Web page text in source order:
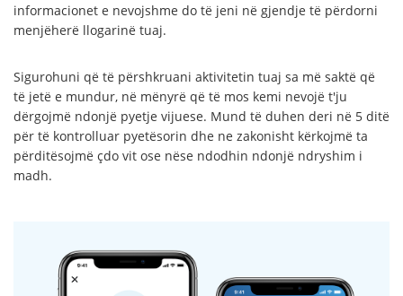
informacionet e nevojshme do të jeni në gjendje të përdorni
menjëherë llogarinë tuaj.
Sigurohuni që të përshkruani aktivitetin tuaj sa më saktë që
të jetë e mundur, në mënyrë që të mos kemi nevojë t'ju
dërgojmë ndonjë pyetje vijuese. Mund të duhen deri në 5 ditë
për të kontrolluar pyetësorin dhe ne zakonisht kërkojmë ta
përditësojmë çdo vit ose nëse ndodhin ndonjë ndryshim i
madh.